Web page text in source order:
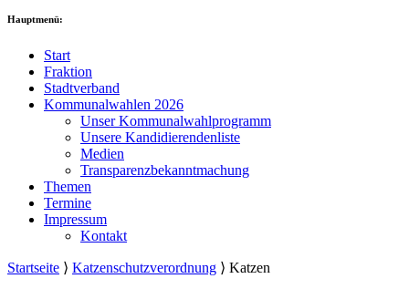
Hauptmenü:
Start
Fraktion
Stadtverband
Kommunalwahlen 2026
Unser Kommunalwahlprogramm
Unsere Kandidierendenliste
Medien
Transparenzbekanntmachung
Themen
Termine
Impressum
Kontakt
Startseite ⟩ Katzenschutzverordnung ⟩ Katzen